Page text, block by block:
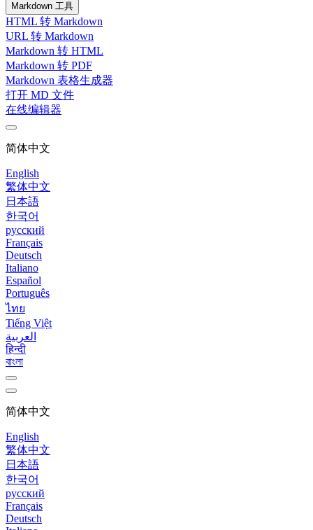
Markdown 工具
HTML 转 Markdown
URL 转 Markdown
Markdown 转 HTML
Markdown 转 PDF
Markdown 表格生成器
打开 MD 文件
在线编辑器
简体中文
English
繁体中文
日本語
한국어
русский
Français
Deutsch
Italiano
Español
Português
ไทย
Tiếng Việt
العربية
हिन्दी
বাংলা
简体中文
English
繁体中文
日本語
한국어
русский
Français
Deutsch